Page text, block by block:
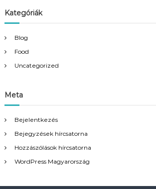
Kategóriák
Blog
Food
Uncategorized
Meta
Bejelentkezés
Bejegyzések hírcsatorna
Hozzászólások hírcsatorna
WordPress Magyarország